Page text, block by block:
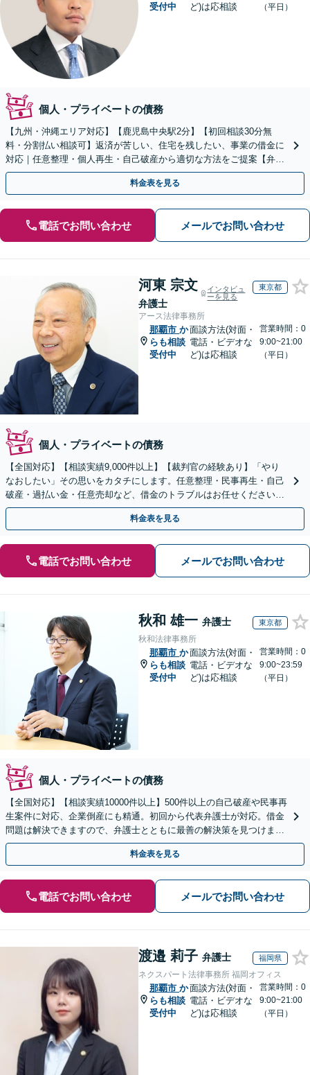
受付中
ど)は応相談
（平日）
個人・プライベートの債務
【九州・沖縄エリア対応】【鹿児島中央駅2分】【初回相談30分無
料・分割払い相談可】返済が苦しい、住宅を残したい、事業の借金に
対応｜任意整理・個人再生・自己破産から適切な方法をご提案【弁護
士歴10年以上】
料金表を見る
電話でお問い合わせ メールでお問い合わせ
河東 宗文
弁護士
インタビュ
ーを見る
東京都
アース法律事務所
那覇市 か
らも相談
受付中
面談方法(対面・
電話・ビデオな
ど)は応相談
営業時間：0
9:00~21:00
（平日）
個人・プライベートの債務
【全国対応】【相談実績9,000件以上】【裁判官の経験あり】「やり
なおしたい」その思いをカタチにします。任意整理・民事再生・自己
破産・過払い金・任意売却など、借金のトラブルはお任せください。
【初回相談無料】【全国対応可能】
料金表を見る
電話でお問い合わせ メールでお問い合わせ
秋和 雄一 弁護士 東京都
秋和法律事務所
那覇市 か
らも相談
受付中
面談方法(対面・
電話・ビデオな
ど)は応相談
営業時間：0
9:00~23:59
（平日）
個人・プライベートの債務
【全国対応】【相談実績10000件以上】500件以上の自己破産や民事再
生案件に対応、企業倒産にも精通。初回から代表弁護士が対応。借金
問題は解決できますので、弁護士とともに最善の解決策を見つけまし
ょう【初回相談無料】【法テラス利用可】
料金表を見る
電話でお問い合わせ メールでお問い合わせ
渡邉 莉子 弁護士 福岡県
ネクスパート法律事務所 福岡オフィス
那覇市 か
らも相談
受付中
面談方法(対面・
電話・ビデオな
ど)は応相談
営業時間：0
9:00~21:00
（平日）